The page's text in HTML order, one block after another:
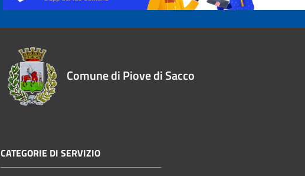
Comune di Piove di Sacco
CATEGORIE DI SERVIZIO